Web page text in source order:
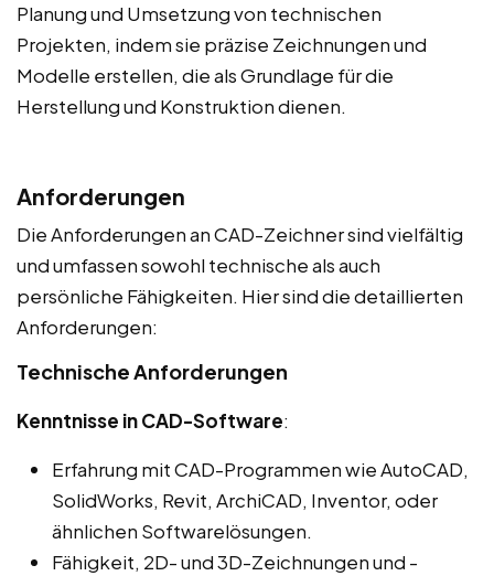
Planung und Umsetzung von technischen
Projekten, indem sie präzise Zeichnungen und
Modelle erstellen, die als Grundlage für die
Herstellung und Konstruktion dienen.
Anforderungen
Die Anforderungen an CAD-Zeichner sind vielfältig
und umfassen sowohl technische als auch
persönliche Fähigkeiten. Hier sind die detaillierten
Anforderungen:
Technische Anforderungen
Kenntnisse in CAD-Software:
Erfahrung mit CAD-Programmen wie AutoCAD,
SolidWorks, Revit, ArchiCAD, Inventor, oder
ähnlichen Softwarelösungen.
Fähigkeit, 2D- und 3D-Zeichnungen und -